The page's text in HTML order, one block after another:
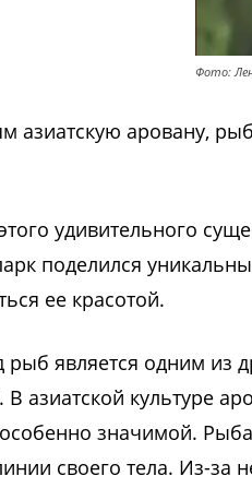
Фото:
азиатскую аровану,
удивительного
поделился
ее красотой.
рыб является одним из
культуре
значимой.
своего тела. Из-